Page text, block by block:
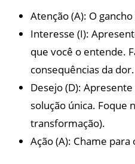
Atenção (A): O
Interesse (I):
que você o entende.
consequências da dor.
Desejo (D):
solução única. Foque
transformação).
Ação (A): Chame para